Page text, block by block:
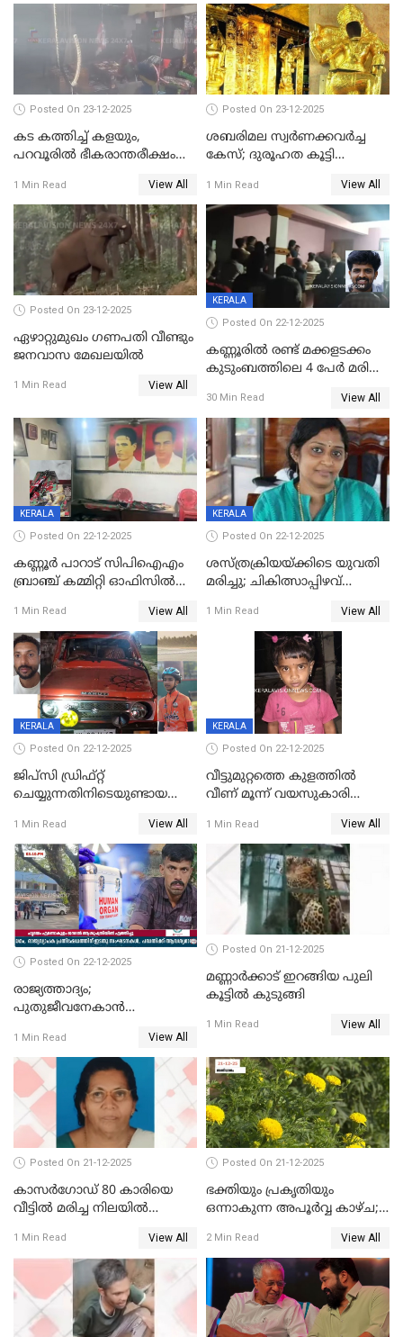
പിടിവലിക്കിടയിൽ
അപ്പൂപ്പനെതിരെ പോക്സോ
കേസ് ഒടുവിൽ 4 ജീവനുകൾ
പൊലിഞ്ഞു
Posted On 23-12-2025
കട കത്തിച്ച് കളയും,
പറവൂരില്‍ ഭീകരാന്തരീക്ഷം
1 Min Read View All
Posted On 23-12-2025
ശബരിമല സ്വര്‍ണക്കവര്‍ച്ച
കേസ്; ദുരൂഹത കൂട്ടി
1 Min Read View All
Posted On 23-12-2025
ഏഴാറ്റുമുഖം ഗണപതി വീണ്ടും
ജനവാസ മേഖലയിൽ
1 Min Read View All
KERALA
Posted On 22-12-2025
കണ്ണൂരിൽ രണ്ട് മക്കളടക്കം
കുടുംബത്തിലെ 4 പേർ മരിച്ച
30 Min Read View All
KERALA
Posted On 22-12-2025
കണ്ണൂർ പാറാട് സിപിഐഎം
ബ്രാഞ്ച് കമ്മിറ്റി ഓഫിസിൽ
ചിത്രങ്ങളടക്കം കത്തിയ
നിലയിൽ
1 Min Read View All
KERALA
Posted On 22-12-2025
ശസ്ത്രക്രിയയ്‌ക്കിടെ യുവതി
മരിച്ചു; ചികിത്സാപ്പിഴവ്
സംഭവം മാവേലിക്കരയിൽ
1 Min Read View All
KERALA
Posted On 22-12-2025
ജിപ്സി ഡ്രിഫ്റ്റ്
ചെയ്യുന്നതിനിടെയുണ്ടായ
ദാരുണാന്ത്യം; ജീപ്സി
ഓടിച്ചയാൾ അറസ്റ്റിൽ.
1 Min Read View All
KERALA
Posted On 22-12-2025
വീട്ടുമുറ്റത്തെ കുളത്തിൽ
വീണ് മൂന്ന് വയസുകാരി
1 Min Read View All
Posted On 22-12-2025
രാജ്യത്താദ്യം;
പുതുജീവനേകാൻ
എറണാകുളം സർക്കാർ
ജനറൽ
ആശുപത്രിയിലെത്തിച്ചു
1 Min Read View All
Posted On 21-12-2025
മണ്ണാർക്കാട് ഇറങ്ങിയ പുലി
കൂട്ടിൽ കുടുങ്ങി
1 Min Read View All
Posted On 21-12-2025
കാസർഗോഡ് 80 കാരിയെ
വീട്ടിൽ മരിച്ച നിലയിൽ
1 Min Read View All
Posted On 21-12-2025
ഭക്തിയും പ്രകൃതിയും
ഒന്നാകുന്ന അപൂര്‍വ്വ കാഴ്ച;
കാഴ്ചാനുഭവമൊരുക്കി
ശബരീ നന്ദനം
2 Min Read View All